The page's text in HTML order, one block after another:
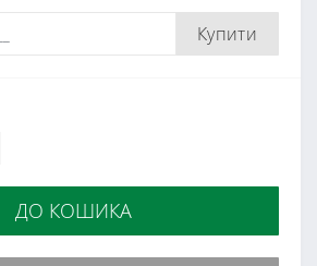
Купити
ДО КОШИКА